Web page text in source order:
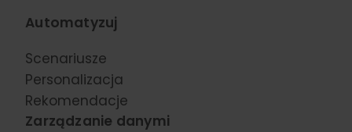
Automatyzuj
Scenariusze
Personalizacja
Rekomendacje
Zarządzanie danymi